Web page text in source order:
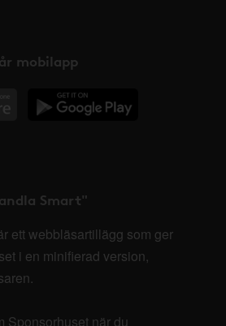
mobilapp
Smart"
ett webbläsartillägg som ger
i en minifierad version,
Sponsorhuset när du